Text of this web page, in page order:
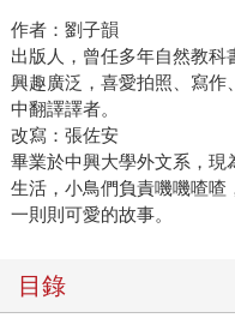
作者：劉子韻
出版人，曾任多年自然教科
興趣廣泛，喜愛拍照、寫作
中翻譯譯者。
改寫：張佐安
畢業於中興大學外文系，現
生活，小鳥們負責嘰嘰喳喳
一則則可愛的故事。
目錄